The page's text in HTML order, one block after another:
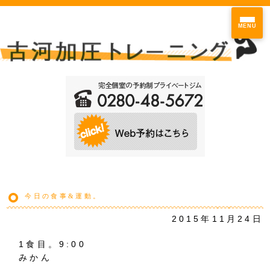
MENU
今日の食事&運動。
2015年11月24日
1食目。9:00
みかん